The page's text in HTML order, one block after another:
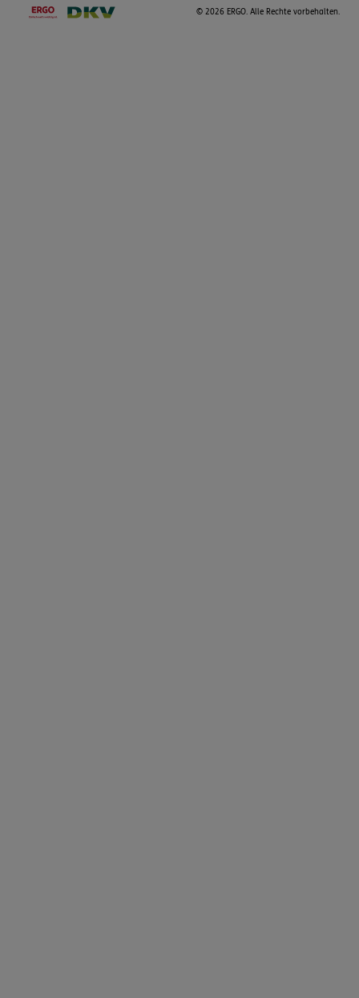
© 2026 ERGO. Alle Rechte vorbehalten.